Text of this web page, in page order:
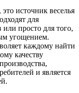
источник веселья
для
просто для того,
угощением.
каждому найти
качеству
и является